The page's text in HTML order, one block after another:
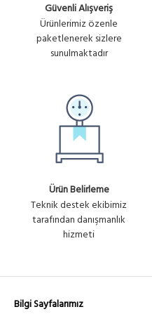
Güvenli Alışveriş
Ürünlerimiz özenle
paketlenerek sizlere
sunulmaktadır
Ürün Belirleme
Teknik destek ekibimiz
tarafından danışmanlık
hizmeti
Bilgi Sayfalarımız